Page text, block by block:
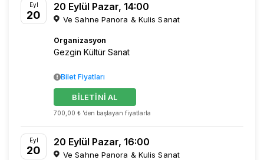
Eyl
20
20 Eylül Pazar, 14:00
Ve Sahne Panora & Kulis Sanat
Organizasyon
Gezgin Kültür Sanat
700,00 ₺ 'den başlayan fiyatlarla
BİLETİNİ AL
Bilet Fiyatları
Eyl
20
20 Eylül Pazar, 16:00
Ve Sahne Panora & Kulis Sanat